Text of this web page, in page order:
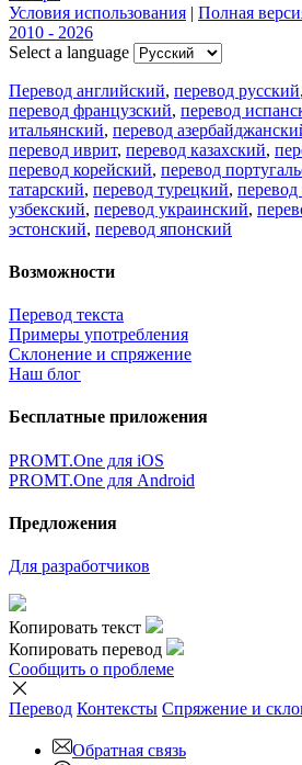
Условия использования | Полная
2010 - 2026
Select a language
Перевод английский, перевод русский,
перевод французский, перевод
итальянский, перевод
перевод иврит, перевод казахский,
перевод корейский, перевод
татарский, перевод турецкий,
узбекский, перевод украинский,
эстонский, перевод японский
Возможности
Перевод текста
Примеры употребления
Склонение и спряжение
Наш блог
Бесплатные приложения
PROMT.One для iOS
PROMT.One для Android
Предложения
Для разработчиков
Копировать текст
Копировать перевод
Сообщить о проблеме
Перевод Контексты Спряжение и
Обратная связь